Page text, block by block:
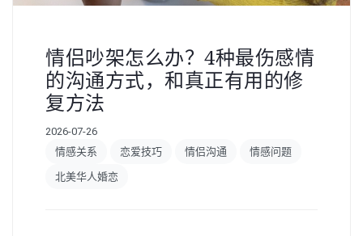
情侣吵架怎么办？4种最伤感情
的沟通方式，和真正有用的修
复方法
2026-07-26
情感关系
恋爱技巧 情侣沟通 情感问题
北美华人婚恋